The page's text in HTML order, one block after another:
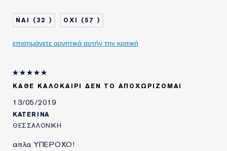
ΑΝΑΓΚΗ ΕΠΙΔΕΡΜΙΔΑΣ
ΧΡΗΣΙΜΟΠΟΙΩ
LAUDER ΓΙΑ
32 57
επισημάνετε αρνητικά αυτήν την κριτική
ΚΑΘΕ ΚΑΛΟΚΑΙΡΙ ΔΕΝ ΤΟ ΑΠΟΧΩΡΙΖΟΜΑΙ
13/05/2019
KATERINA
ΘΕΣΣΑΛΟΝΙΚΗ
απλα ΥΠΕΡΟΧΟ!